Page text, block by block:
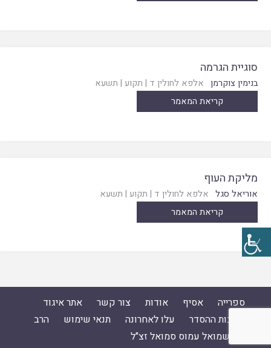
סוגיית הגרמה
בנימין צוקרמן אלפא לחולין ד | תקוע | תשעא
קריאת המאמר
מליקת העוף
אוריאל סגל אלפא לחולין ד | תקוע | תשעא
קריאת המאמר
ספרייה אסיף אודות צור קשר
אתר איגוד
ישיבות ההסדר
עלו לאחרונה תנאי שימוש
הרב
ד"ר שמואל עמוס סמואל זצ"ל